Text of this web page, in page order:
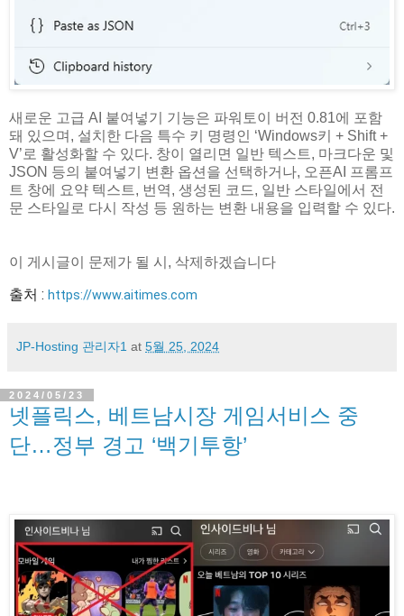
새로운 고급 AI 붙여넣기 기능은 파워토이 버전 0.81에 포함
돼 있으며, 설치한 다음 특수 키 명령인 ‘Windows키 + Shift +
V’로 활성화할 수 있다. 창이 열리면 일반 텍스트, 마크다운 및
JSON 등의 붙여넣기 변환 옵션을 선택하거나, 오픈AI 프롬프
트 창에 요약 텍스트, 번역, 생성된 코드, 일반 스타일에서 전
문 스타일로 다시 작성 등 원하는 변환 내용을 입력할 수 있다.
이 게시글이 문제가 될 시, 삭제하겠습니다
출처 : https://www.aitimes.com
JP-Hosting 관리자1 at 5월 25, 2024
2024/05/23
넷플릭스, 베트남시장 게임서비스 중
단…정부 경고 ‘백기투항’